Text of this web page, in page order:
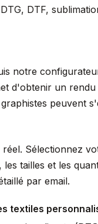
DTF,
notre
d'obtenir un
peuvent
Sélectionnez
tailles et les
par email.
textiles